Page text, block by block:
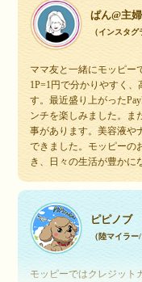
ぱん@主
（インスタグ
ママ友と一緒にモッピー
1P=1円で分かりやすく
す。最近盛り上がった
ンチを楽しみました。ま
事があります。美容液や
できました。モッピーの
き、日々の生活が豊かに
ピピノブ
（陸マイラー
モッピーではクレジット